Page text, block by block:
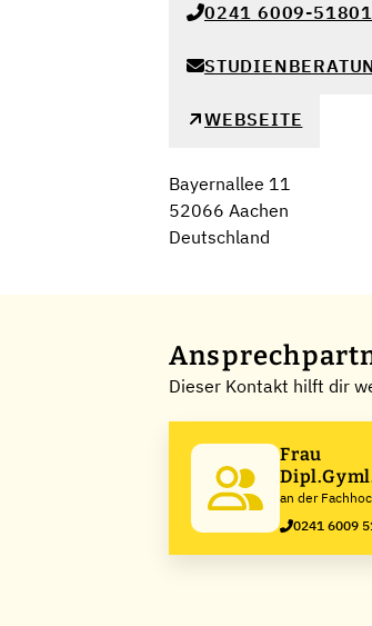
0241 6009-51801
WEBSEITE
Bayernallee 11
52066 Aachen
Deutschland
Dieser Kontakt hilft dir
Frau
East
an der
Aachen
0241 6009